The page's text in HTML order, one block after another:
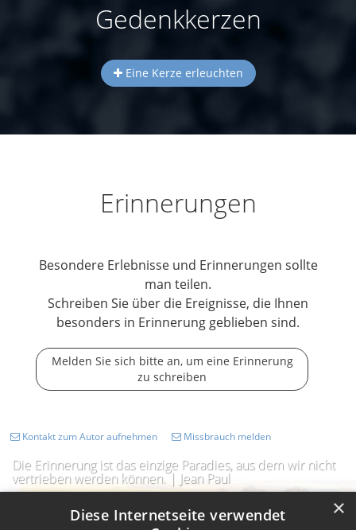
Gedenkkerzen
Eine Kerze erleuchten
Erinnerungen
Besondere Erlebnisse und Erinnerungen sollte
man teilen.
Schreiben Sie über die Ereignisse, die Ihnen
besonders in Erinnerung geblieben sind.
Melden Sie sich bitte an, um eine Erinnerung
zu schreiben
Die Erinnerung ist das einzige Paradies, aus dem wir nicht
vertrieben werden können. | Jean Paul
Kontakt zum Autor aufnehmen Missbrauch melden
×
Diese Internetseite verwendet